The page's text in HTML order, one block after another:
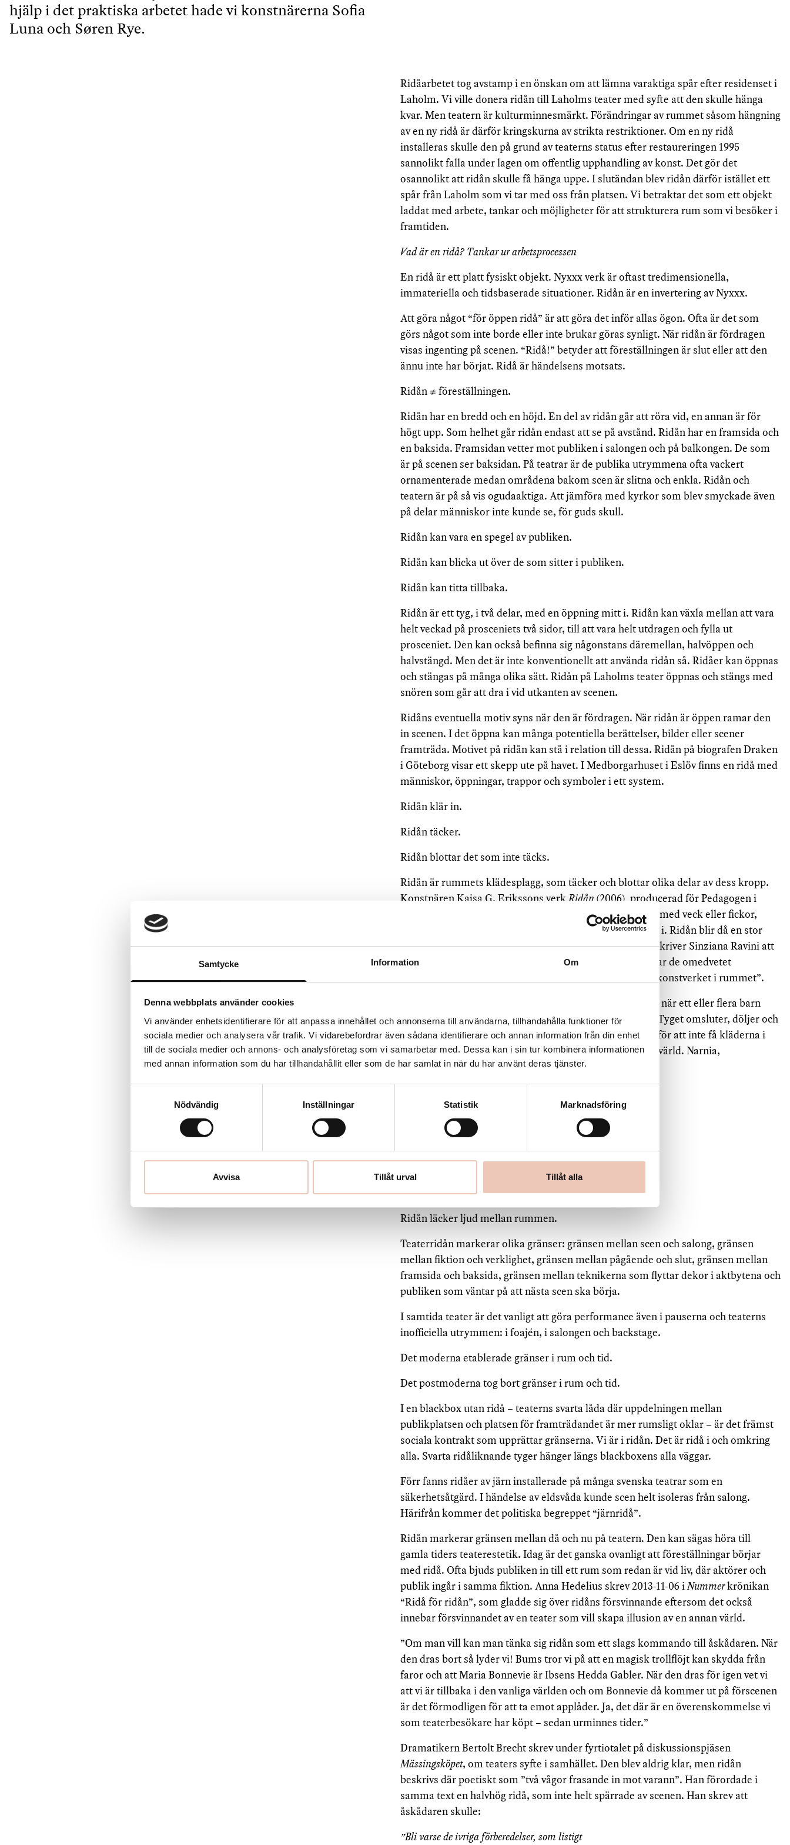
Samtycke Information Om
Denna webbplats använder cookies
Vi använder enhetsidentifierare för att anpassa innehållet och annonserna till användarna, tillhandahålla funktioner för
sociala medier och analysera vår trafik. Vi vidarebefordrar även sådana identifierare och annan information från din enhet
till de sociala medier och annons- och analysföretag som vi samarbetar med. Dessa kan i sin tur kombinera informationen
med annan information som du har tillhandahållit eller som de har samlat in när du har använt deras tjänster.
Nödvändig
Inställningar Statistik Marknadsföring
Avvisa Tillåt urval Tillåt alla
hjälp i det praktiska arbetet hade vi konstnärerna Sofia
Luna och Søren Rye.
Ridåarbetet tog avstamp i en önskan om att lämna varaktiga spår efter residenset i
Laholm. Vi ville donera ridån till Laholms teater med syfte att den skulle hänga
kvar. Men teatern är kulturminnesmärkt. Förändringar av rummet såsom hängning
av en ny ridå är därför kringskurna av strikta restriktioner. Om en ny ridå
installeras skulle den på grund av teaterns status efter restaureringen 1995
sannolikt falla under lagen om offentlig upphandling av konst. Det gör det
osannolikt att ridån skulle få hänga uppe. I slutändan blev ridån därför istället ett
spår från Laholm som vi tar med oss från platsen. Vi betraktar det som ett objekt
laddat med arbete, tankar och möjligheter för att strukturera rum som vi besöker i
framtiden.
Vad är en ridå? Tankar ur arbetsprocessen
En ridå är ett platt fysiskt objekt. Nyxxx verk är oftast tredimensionella,
immateriella och tidsbaserade situationer. Ridån är en invertering av Nyxxx.
Att göra något “för öppen ridå” är att göra det inför allas ögon. Ofta är det som
görs något som inte borde eller inte brukar göras synligt. När ridån är fördragen
visas ingenting på scenen. “Ridå!” betyder att föreställningen är slut eller att den
ännu inte har börjat. Ridå är händelsens motsats.
Ridån ≠ föreställningen.
Ridån har en bredd och en höjd. En del av ridån går att röra vid, en annan är för
högt upp. Som helhet går ridån endast att se på avstånd. Ridån har en framsida och
en baksida. Framsidan vetter mot publiken i salongen och på balkongen. De som
är på scenen ser baksidan. På teatrar är de publika utrymmena ofta vackert
ornamenterade medan områdena bakom scen är slitna och enkla. Ridån och
teatern är på så vis ogudaaktiga. Att jämföra med kyrkor som blev smyckade även
på delar människor inte kunde se, för guds skull.
Ridån kan vara en spegel av publiken.
Ridån kan blicka ut över de som sitter i publiken.
Ridån kan titta tillbaka.
Ridån är ett tyg, i två delar, med en öppning mitt i. Ridån kan växla mellan att vara
helt veckad på prosceniets två sidor, till att vara helt utdragen och fylla ut
prosceniet. Den kan också befinna sig någonstans däremellan, halvöppen och
halvstängd. Men det är inte konventionellt att använda ridån så. Ridåer kan öppnas
och stängas på många olika sätt. Ridån på Laholms teater öppnas och stängs med
snören som går att dra i vid utkanten av scenen.
Ridåns eventuella motiv syns när den är fördragen. När ridån är öppen ramar den
in scenen. I det öppna kan många potentiella berättelser, bilder eller scener
framträda. Motivet på ridån kan stå i relation till dessa. Ridån på biografen Draken
i Göteborg visar ett skepp ute på havet. I Medborgarhuset i Eslöv finns en ridå med
människor, öppningar, trappor och symboler i ett system.
Ridån klär in.
Ridån täcker.
Ridån blottar det som inte täcks.
Ridån är rummets klädesplagg, som täcker och blottar olika delar av dess kropp.
Konstnären Kajsa G. Erikssons verk Ridån (2006), producerad för Pedagogen i
Göteborg, utforskar detta. Denna ridå är ett klädesplagg med veck eller fickor,
invändigt klädda av siden, som går att stoppa in armarna i. Ridån blir då en stor
cape. I en text om verket på Statens konstråds hemsida skriver Sinziana Ravini att
när publiken hänger av sig sina kläder i kapprummet, “har de omedvetet
interagerat med ridån, och låtit människans skal härma konstverket i rummet”.
En situation som relaterar till Kajsa G. Erikssons verk är när ett eller flera barn
gömmer sig bakom de vuxnas kläder i en stor garderob. Tyget omsluter, döljer och
dämpar ljud och ljus. Barnen kanske försöker vara stilla för att inte få kläderna i
gungning. Bakom kläderna väcks fantasier om en annan värld. Narnia,
Underlandet…
Ridån skärmar av.
Ridån skapar förväntan.
Ridån skapar två rum av ett.
Ridån läcker ljud mellan rummen.
Teaterridån markerar olika gränser: gränsen mellan scen och salong, gränsen
mellan fiktion och verklighet, gränsen mellan pågående och slut, gränsen mellan
framsida och baksida, gränsen mellan teknikerna som flyttar dekor i aktbytena och
publiken som väntar på att nästa scen ska börja.
I samtida teater är det vanligt att göra performance även i pauserna och teaterns
inofficiella utrymmen: i foajén, i salongen och backstage.
Det moderna etablerade gränser i rum och tid.
Det postmoderna tog bort gränser i rum och tid.
I en blackbox utan ridå – teaterns svarta låda där uppdelningen mellan
publikplatsen och platsen för framträdandet är mer rumsligt oklar – är det främst
sociala kontrakt som upprättar gränserna. Vi är i ridån. Det är ridå i och omkring
alla. Svarta ridåliknande tyger hänger längs blackboxens alla väggar.
Förr fanns ridåer av järn installerade på många svenska teatrar som en
säkerhetsåtgärd. I händelse av eldsvåda kunde scen helt isoleras från salong.
Härifrån kommer det politiska begreppet “järnridå”.
Ridån markerar gränsen mellan då och nu på teatern. Den kan sägas höra till
gamla tiders teaterestetik. Idag är det ganska ovanligt att föreställningar börjar
med ridå. Ofta bjuds publiken in till ett rum som redan är vid liv, där aktörer och
publik ingår i samma fiktion. Anna Hedelius skrev 2013-11-06 iNummerkrönikan
“Ridå för ridån”, som gladde sig över ridåns försvinnande eftersom det också
innebar försvinnandet av en teater som vill skapa illusion av en annan värld.
”Om man vill kan man tänka sig ridån som ett slags kommando till åskådaren. När
den dras bort så lyder vi! Bums tror vi på att en magisk trollflöjt kan skydda från
faror och att Maria Bonnevie är Ibsens Hedda Gabler. När den dras för igen vet vi
att vi är tillbaka i den vanliga världen och om Bonnevie då kommer ut på förscenen
är det förmodligen för att ta emot applåder. Ja, det där är en överenskommelse vi
som teaterbesökare har köpt – sedan urminnes tider.”
Dramatikern Bertolt Brecht skrev under fyrtiotalet på diskussionspjäsen
Mässingsköpet, om teaters syfte i samhället. Den blev aldrig klar, men ridån
beskrivs där poetiskt som ”två vågor frasande in mot varann”. Han förordade i
samma text en halvhög ridå, som inte helt spärrade av scenen. Han skrev att
åskådaren skulle:
”Bli varse de ivriga förberedelser, som listigt